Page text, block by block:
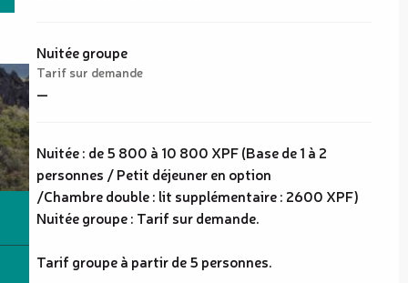
Nuitée groupe
Tarif sur demande
—
Nuitée : de 5 800 à 10 800 XPF (Base de 1 à 2
personnes / Petit déjeuner en option
/Chambre double : lit supplémentaire : 2600 XPF)
Nuitée groupe : Tarif sur demande.
Tarif groupe à partir de 5 personnes.